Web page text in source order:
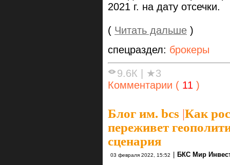
2021 г. на дату отсечки.
( Читать дальше )
спецраздел: брокеры
9.6К | ★3
Комментарии ( 11 )
Блог им. bcs |Как
переживет
сценария
03 февраля 2022, 15:52 | БКС Мир